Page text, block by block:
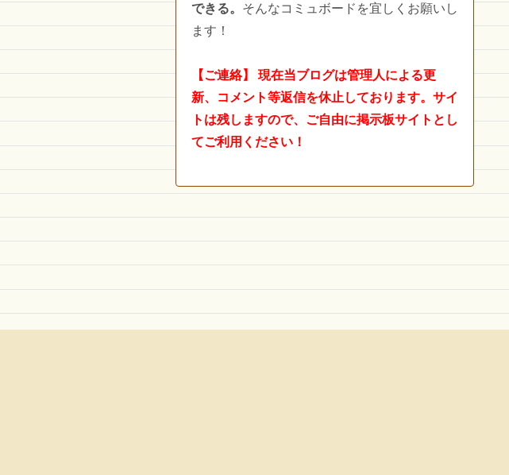
できる。 そんなコミュボードを宜しくお願いし
ます！
【ご連絡】
現在当ブログは管理人による更
新、コメント等返信を休止しております。サイ
トは残しますので、ご自由に掲示板サイトとし
てご利用ください！